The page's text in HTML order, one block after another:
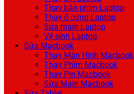
Thay bàn phím Laptop
Thay ổ cứng Laptop
Sửa main Laptop
Vệ sinh Laptop
Sửa Macbook
Thay Màn Hình Macbook
Thay Phím Macbook
Thay Pin Macbook
Sửa Main Macbook